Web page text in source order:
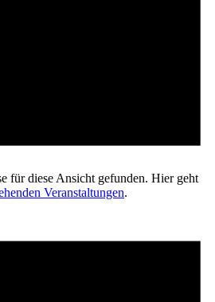
für diese Ansicht gefunden. Hier geht
Veranstaltungen.